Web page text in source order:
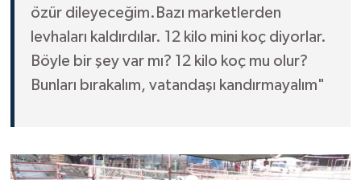
özür dileyeceğim.Bazı marketlerden
levhaları kaldırdılar. 12 kilo mini koç diyorlar.
Böyle bir şey var mı? 12 kilo koç mu olur?
Bunları bırakalım, vatandaşı kandırmayalım"